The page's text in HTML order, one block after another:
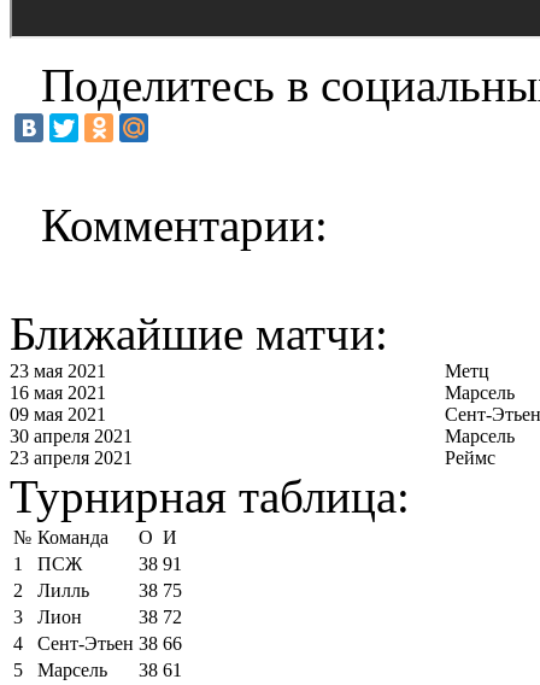
Поделитесь в
Комментарии:
Ближайшие матчи:
23 мая 2021
Метц
16 мая 2021
Марсель
09 мая 2021
Сент-Этьен
30 апреля 2021
Марсель
23 апреля 2021
Реймс
Турнирная таблица:
№ Команда О И
1
ПСЖ 38 91
2
Лилль 38 75
3
Лион 38 72
4
Сент-Этьен 38 66
5
Марсель 38 61